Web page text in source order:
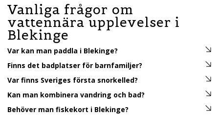
Vanliga frågor om
vattennära upplevelser i
Blekinge
Var kan man paddla i Blekinge?
Finns det badplatser för barnfamiljer?
Var finns Sveriges första snorkelled?
Kan man kombinera vandring och bad?
Behöver man fiskekort i Blekinge?